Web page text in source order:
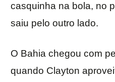
casquinha na bola, no
saiu pelo outro lado.
O Bahia chegou com
quando Clayton